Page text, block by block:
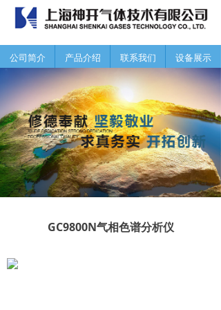
公司简介 产品介绍 联系我们 设备展示
GC9800N气相色谱分析仪